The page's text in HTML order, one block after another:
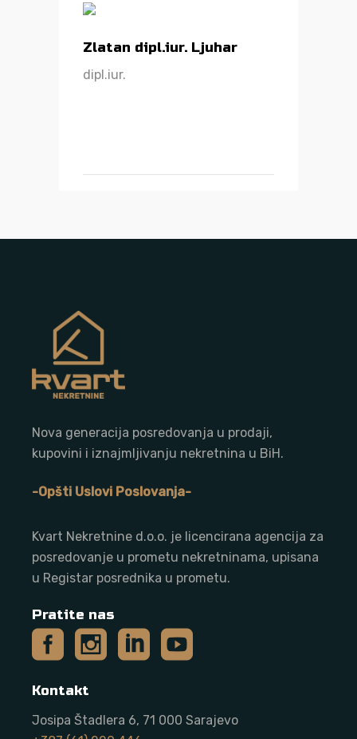
Zlatan dipl.iur. Ljuhar
dipl.iur.
Nova generacija posredovanja u prodaji,
kupovini i iznajmljivanju nekretnina u BiH.
-Opšti Uslovi Poslovanja-
Kvart Nekretnine d.o.o. je licencirana agencija za
posredovanje u prometu nekretninama, upisana
u Registar posrednika u prometu.
Pratite nas
Kontakt
Josipa Štadlera 6, 71 000 Sarajevo